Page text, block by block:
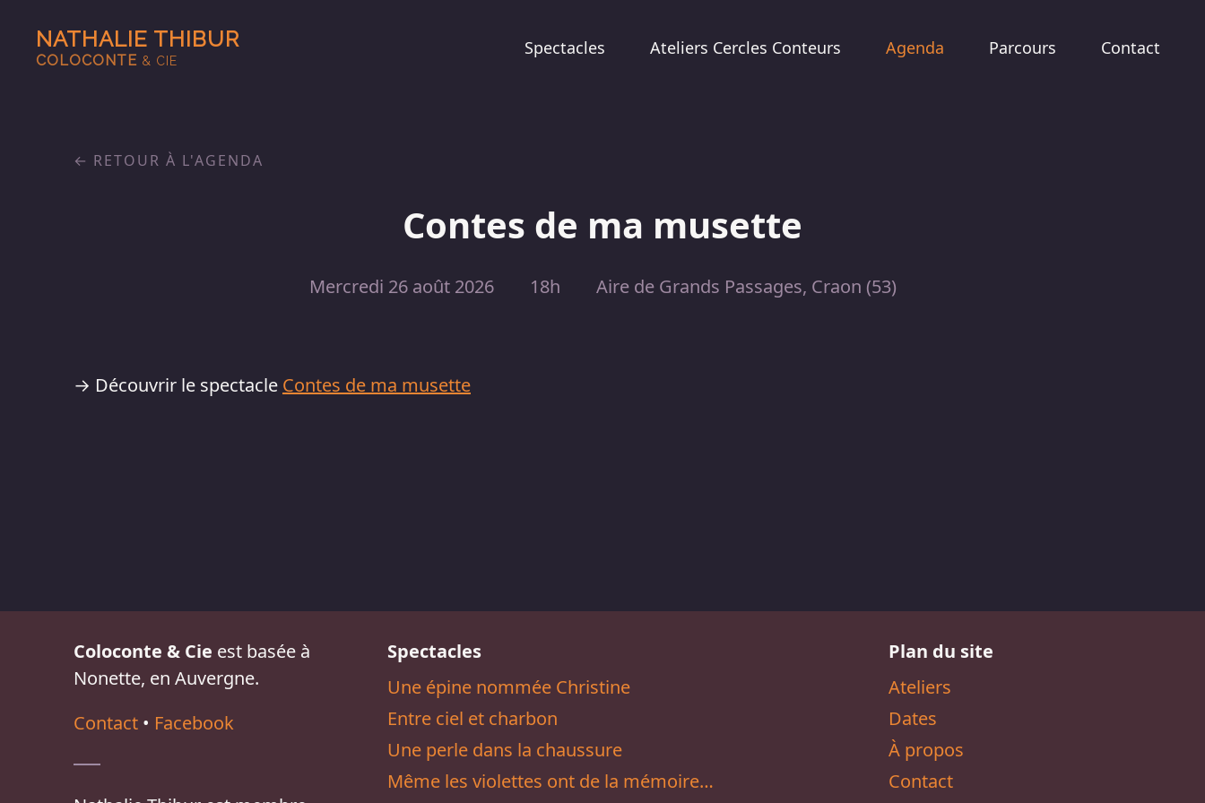
NATHALIE THIBUR
COLOCONTE & CIE
Spectacles Ateliers Cercles Conteurs Agenda Parcours Contact
Contes de ma musette
Mercredi 26 août 2026 18h Aire de Grands Passages, Craon (53)
RETOUR À L'AGENDA
→ Découvrir le spectacle Contes de ma musette
Coloconte & Cie est basée à
Nonette, en Auvergne.
Contact • Facebook
Spectacles
Une épine nommée Christine
Entre ciel et charbon
Une perle dans la chaussure
Même les violettes ont de la mémoire…
Plan du site
Ateliers
Dates
À propos
Contact